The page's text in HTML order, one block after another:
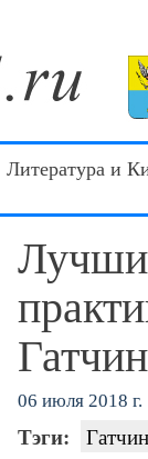
Литература и
06 июля 2018 г.
Тэги: